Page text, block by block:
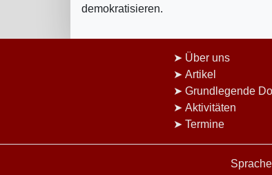
demokratisieren.
Über uns
Artikel
Grundlegende
Aktivitäten
Termine